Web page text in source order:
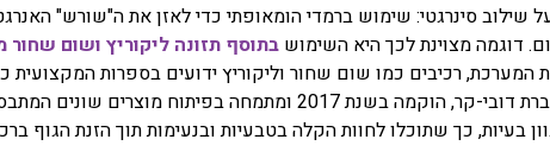
שילוב סינרגטי: שימוש ברמדי הומאופתי כדי לאזן את ה"שורש"
דוגמה מצוינת לכך היא השימוש בתוסף תזונה ליקוריץ ושום שחור
רכיבים כמו שום שחור וליקוריץ ידועים בספרות המקצועית
בכלי הדם ובמערכת החיסון. חברת דובי-קר, הוקמה בשנת 2017 ומתמחה
בעיות, כך שתוכלו לחוות הקלה בטבעיות ובנעימות תוך הזנת הגוף